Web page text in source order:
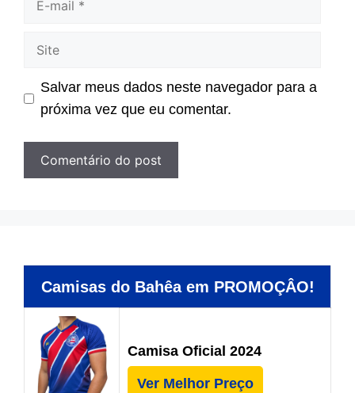
Site
Salvar meus dados neste navegador para a
próxima vez que eu comentar.
Camisas do Bahêa em PROMOÇÂO!
Camisa Oficial 2024
Ver Melhor Preço